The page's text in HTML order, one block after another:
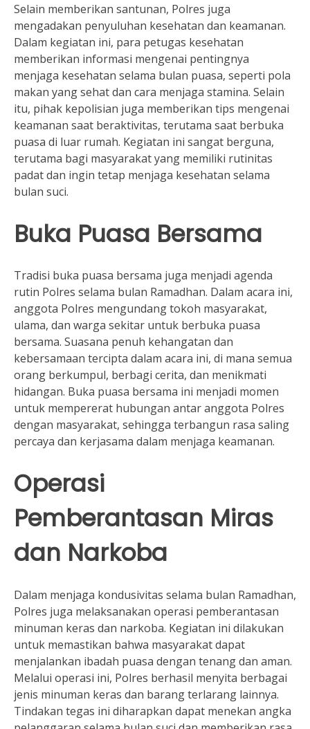
Selain memberikan santunan, Polres juga
mengadakan penyuluhan kesehatan dan keamanan.
Dalam kegiatan ini, para petugas kesehatan
memberikan informasi mengenai pentingnya
menjaga kesehatan selama bulan puasa, seperti pola
makan yang sehat dan cara menjaga stamina. Selain
itu, pihak kepolisian juga memberikan tips mengenai
keamanan saat beraktivitas, terutama saat berbuka
puasa di luar rumah. Kegiatan ini sangat berguna,
terutama bagi masyarakat yang memiliki rutinitas
padat dan ingin tetap menjaga kesehatan selama
bulan suci.
Buka Puasa Bersama
Tradisi buka puasa bersama juga menjadi agenda
rutin Polres selama bulan Ramadhan. Dalam acara ini,
anggota Polres mengundang tokoh masyarakat,
ulama, dan warga sekitar untuk berbuka puasa
bersama. Suasana penuh kehangatan dan
kebersamaan tercipta dalam acara ini, di mana semua
orang berkumpul, berbagi cerita, dan menikmati
hidangan. Buka puasa bersama ini menjadi momen
untuk mempererat hubungan antar anggota Polres
dengan masyarakat, sehingga terbangun rasa saling
percaya dan kerjasama dalam menjaga keamanan.
Operasi
Pemberantasan Miras
dan Narkoba
Dalam menjaga kondusivitas selama bulan Ramadhan,
Polres juga melaksanakan operasi pemberantasan
minuman keras dan narkoba. Kegiatan ini dilakukan
untuk memastikan bahwa masyarakat dapat
menjalankan ibadah puasa dengan tenang dan aman.
Melalui operasi ini, Polres berhasil menyita berbagai
jenis minuman keras dan barang terlarang lainnya.
Tindakan tegas ini diharapkan dapat menekan angka